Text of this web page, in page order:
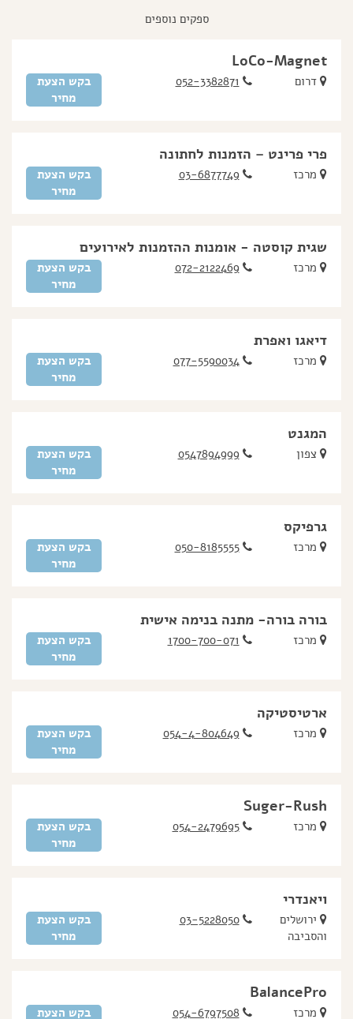
ספקים נוספים
LoCo-Magnet
דרום 052-3382871
בקש הצעת
מחיר
פרי פרינט – הזמנות לחתונה
מרכז 03-6877749
בקש הצעת
מחיר
שגית קוסטה - אומנות ההזמנות לאירועים
מרכז 072-2122469
בקש הצעת
מחיר
דיאגו ואפרת
מרכז 077-5590034
בקש הצעת
מחיר
המגנט
צפון 0547894999
בקש הצעת
מחיר
גרפיקס
מרכז 050-8185555
בקש הצעת
מחיר
בורה בורה- מתנה בנימה אישית
מרכז 1700-700-071
בקש הצעת
מחיר
ארטיסטיקה
מרכז 054-4-804649
בקש הצעת
מחיר
Suger-Rush
מרכז 054-2479695
בקש הצעת
מחיר
ויאנדרי
ירושלים
והסביבה
03-5228050
בקש הצעת
מחיר
BalancePro
מרכז 054-6797508
בקש הצעת